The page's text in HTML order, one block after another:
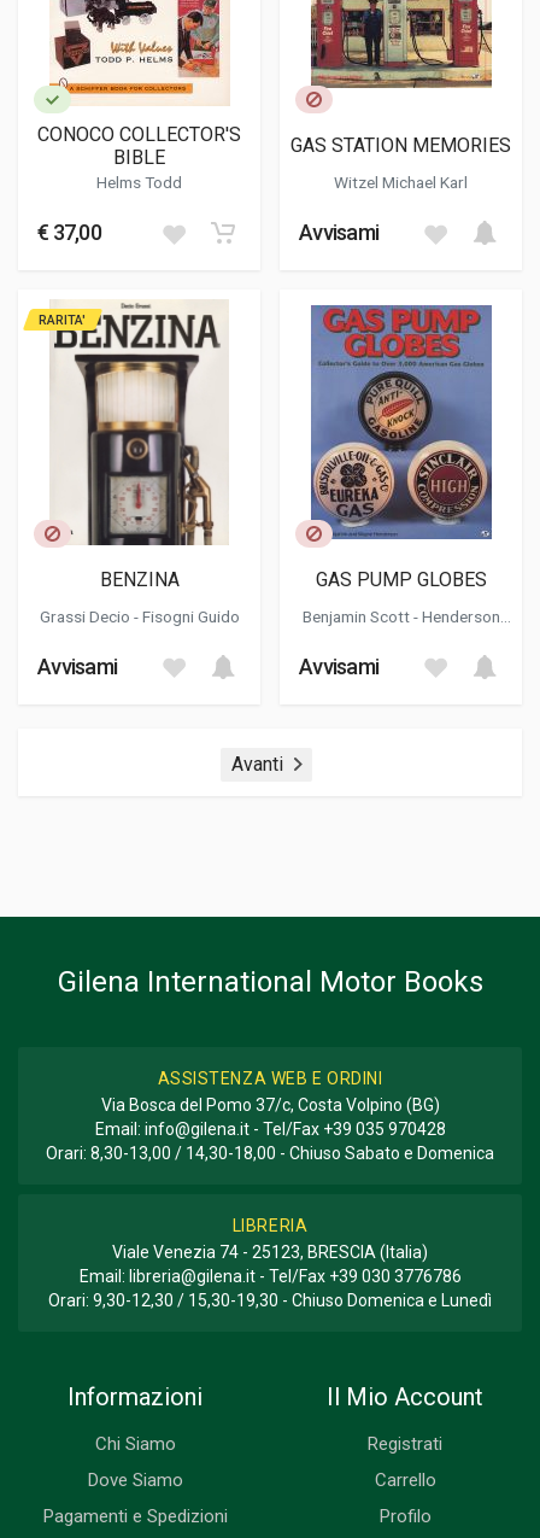
CONOCO COLLECTOR'S
BIBLE
Helms Todd
€ 37,00
GAS STATION MEMORIES
Witzel Michael Karl
Avvisami
RARITA'
BENZINA
Grassi Decio -Fisogni Guido
Avvisami
GAS PUMP GLOBES
Benjamin Scott-Henderson
Avvisami
Avanti
Gilena International Motor Books
ASSISTENZA WEB E ORDINI
Via Bosca del Pomo 37/c, Costa Volpino (BG)
Email: info@gilena.it- Tel/Fax +39 035 970428
Orari: 8,30-13,00 / 14,30-18,00 - Chiuso Sabato e Domenica
LIBRERIA
Viale Venezia 74 - 25123, BRESCIA (Italia)
Email: libreria@gilena.it- Tel/Fax +39 030 3776786
Orari: 9,30-12,30 / 15,30-19,30 - Chiuso Domenica e Lunedì
Informazioni
Chi Siamo
Dove Siamo
Pagamenti e Spedizioni
Il Mio Account
Registrati
Carrello
Profilo